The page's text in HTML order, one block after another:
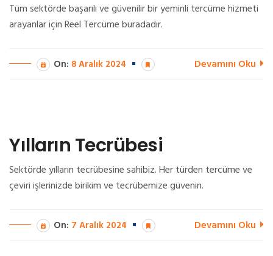
Tüm sektörde başarılı ve güvenilir bir yeminli tercüme hizmeti
arayanlar için Reel Tercüme buradadır.
On: 8 Aralık 2024 Devamını Oku
Yılların Tecrübesi
Sektörde yılların tecrübesine sahibiz. Her türden tercüme ve
çeviri işlerinizde birikim ve tecrübemize güvenin.
On: 7 Aralık 2024 Devamını Oku